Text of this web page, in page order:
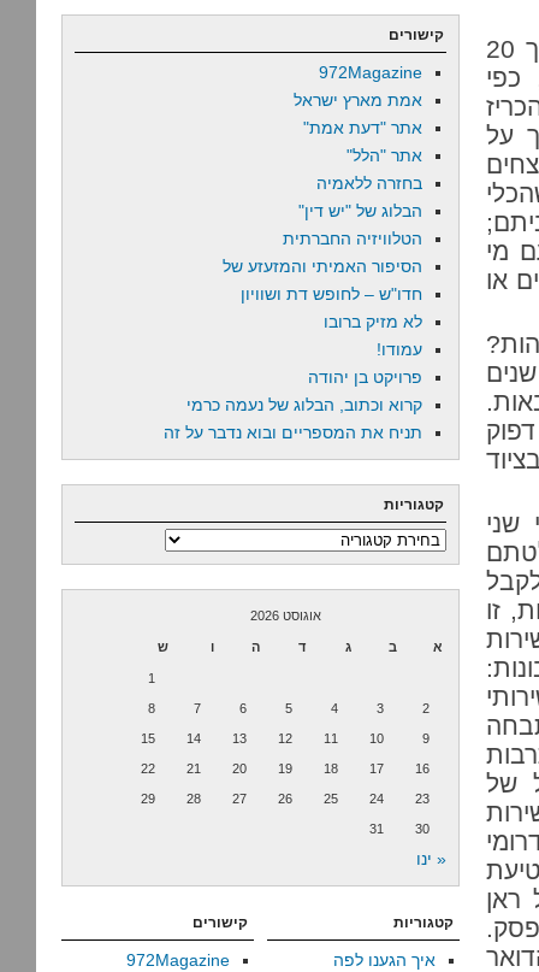
משרד הבריאות לא עומד בעומס. זה לא במקרה. במשך 20
כפי
על
מי
או
שני
זו
של
ראן
קישורים
972Magazine
אמת מארץ ישראל
אתר "דעת אמת"
אתר "הלל"
בחזרה ללאמיה
הבלוג של "יש דין"
הטלוויזיה החברתית
הסיפור האמיתי והמזעזע של
חדו"ש – לחופש דת ושוויון
לא מזיק ברובו
עמודו!
פרויקט בן יהודה
קרוא וכתוב, הבלוג של נעמה כרמי
תניח את המספריים ובוא נדבר על זה
קטגוריות
קטגוריות
אוגוסט 2026
א ב ג ד ה ו ש
1
2
3
4
5
6
7
8
9
10
11
12
13
14
15
16
17
18
19
20
21
22
23
24
25
26
27
28
29
30
31
« ינו
קטגוריות
איך הגענו לפה
קישורים
972Magazine